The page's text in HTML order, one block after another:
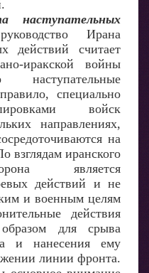
наступательных
Ирана
действий считает
иракской войны
наступательные
специально
войск
направлениях,
на
взглядам иранского
является
действий и не
и военным целям
действия
для срыва
и нанесения ему
линии фронта.